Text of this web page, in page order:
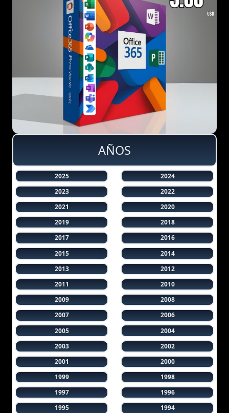
AÑOS
2025
2024
2023
2022
2021
2020
2019
2018
2017
2016
2015
2014
2013
2012
2011
2010
2009
2008
2007
2006
2005
2004
2003
2002
2001
2000
1999
1998
1997
1996
1995
1994